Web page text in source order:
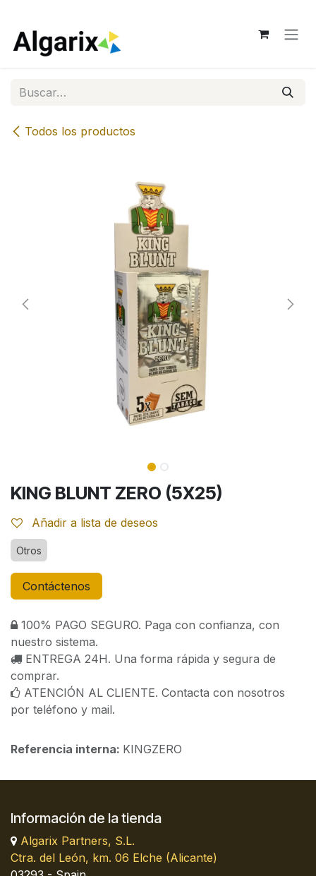
Todos los productos
KING BLUNT ZERO (5X25)
Añadir a lista de deseos
Otros
Contáctenos
100% PAGO SEGURO. Paga con confianza, con
nuestro sistema.
ENTREGA 24H. Una forma rápida y segura de
comprar.
ATENCIÓN AL CLIENTE. Contacta con nosotros
por teléfono y mail.
Referencia interna: KINGZERO
Información de la tienda
Algarix Partners, S.L.
Ctra. del León, km. 06 Elche (Alicante)